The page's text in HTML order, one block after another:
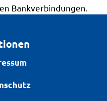
Bankverbindungen.